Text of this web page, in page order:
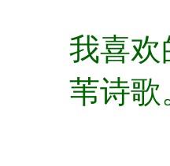
我喜欢
苇诗歌